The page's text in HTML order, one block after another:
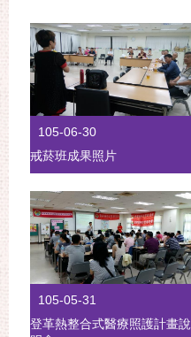
105-06-30
戒菸班成果照片
105-05-31
登革熱整合式醫療照護計畫說